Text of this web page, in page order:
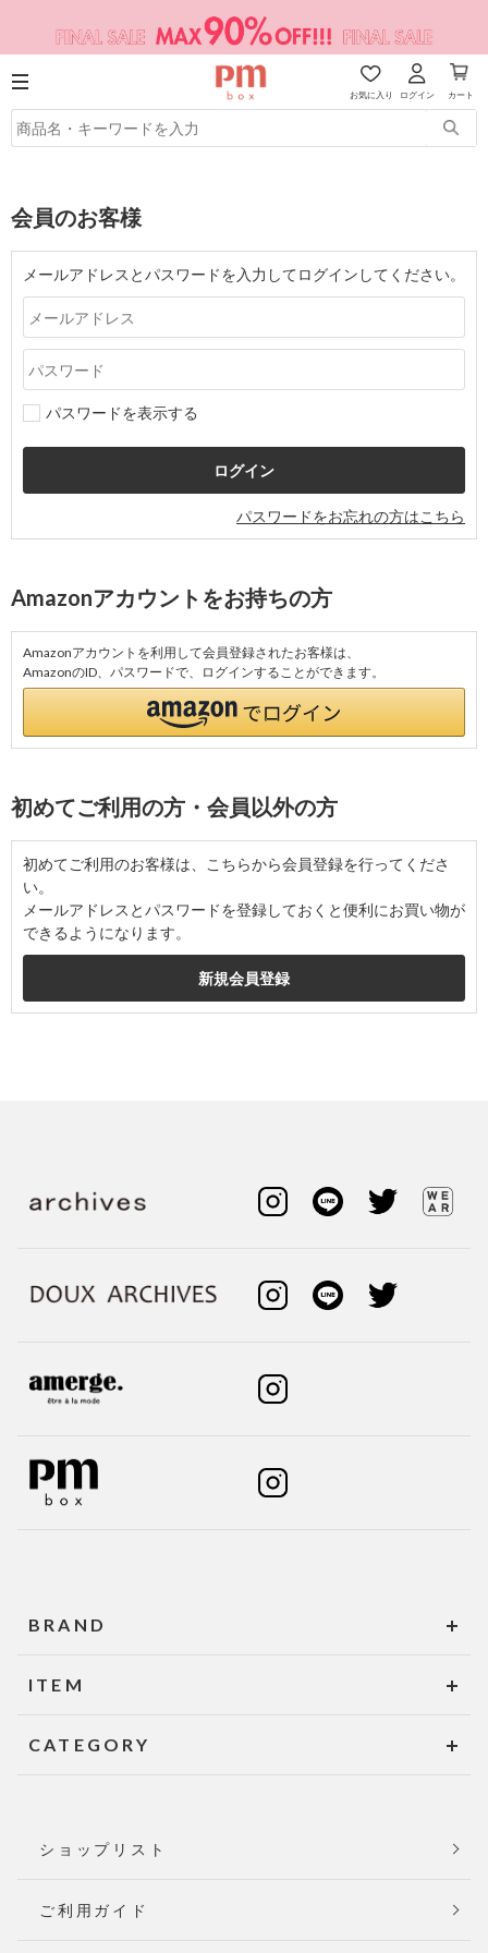
お気に入り ログイン カート
会員のお客様
メールアドレスとパスワードを入力してログインしてください。
パスワードを表示する
パスワードをお忘れの方はこちら
Amazonアカウントをお持ちの方
Amazonアカウントを利用して会員登録されたお客様は、
AmazonのID、パスワードで、ログインすることができます。
初めてご利用の方・会員以外の方
初めてご利用のお客様は、こちらから会員登録を行ってくださ
い。
メールアドレスとパスワードを登録しておくと便利にお買い物が
できるようになります。
BRAND
ITEM
CATEGORY
ショップリスト
ご利用ガイド